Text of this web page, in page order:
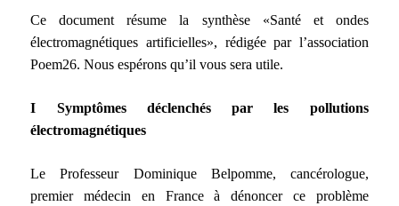
Ce document résume la synthèse «Santé et ondes
électromagnétiques artificielles», rédigée par l’association
Poem26. Nous espérons qu’il vous sera utile.
I Symptômes déclenchés par les pollutions
électromagnétiques
Le Professeur Dominique Belpomme, cancérologue,
premier médecin en France à dénoncer ce problème